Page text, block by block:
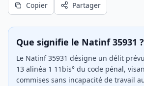
Copier Partager
Que signifie le Natinf 35931 ?
Le Natinf 35931 désigne un délit
13 alinéa 1 11bis° du code pénal,
commises sans incapacité de travail